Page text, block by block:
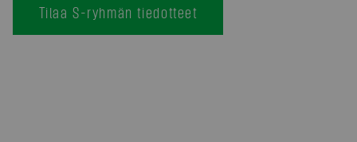
Tilaa S-ryhmän tiedotteet